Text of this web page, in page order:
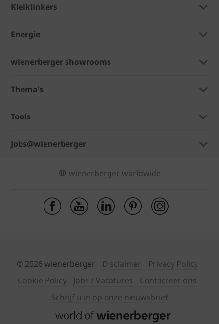
Kleiklinkers
Energie
wienerberger showrooms
Thema's
Tools
Jobs@wienerberger
wienerberger worldwide
© 2026 wienerberger Disclaimer
Privacy Policy
Cookie Policy
Jobs / Vacatures
Contacteer ons
Schrijf u in op onze nieuwsbrief